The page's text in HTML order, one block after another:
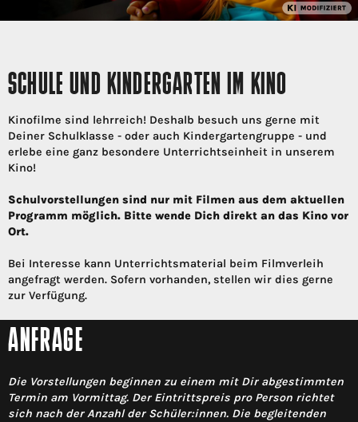
SCHULE UND KINDERGARTEN IM KINO
Kinofilme sind lehrreich! Deshalb besuch uns gerne mit
Deiner Schulklasse - oder auch Kindergartengruppe - und
erlebe eine ganz besondere Unterrichtseinheit in unserem
Kino!
Schulvorstellungen sind nur mit Filmen aus dem aktuellen
Programm möglich. Bitte wende Dich direkt an das Kino vor
Ort.
Bei Interesse kann Unterrichtsmaterial beim Filmverleih
angefragt werden. Sofern vorhanden, stellen wir dies gerne
zur Verfügung.
ANFRAGE
Die Vorstellungen beginnen zu einem mit Dir abgestimmten
Termin am Vormittag. Der Eintrittspreis pro Person richtet
sich nach der Anzahl der Schüler:innen. Die begleitenden